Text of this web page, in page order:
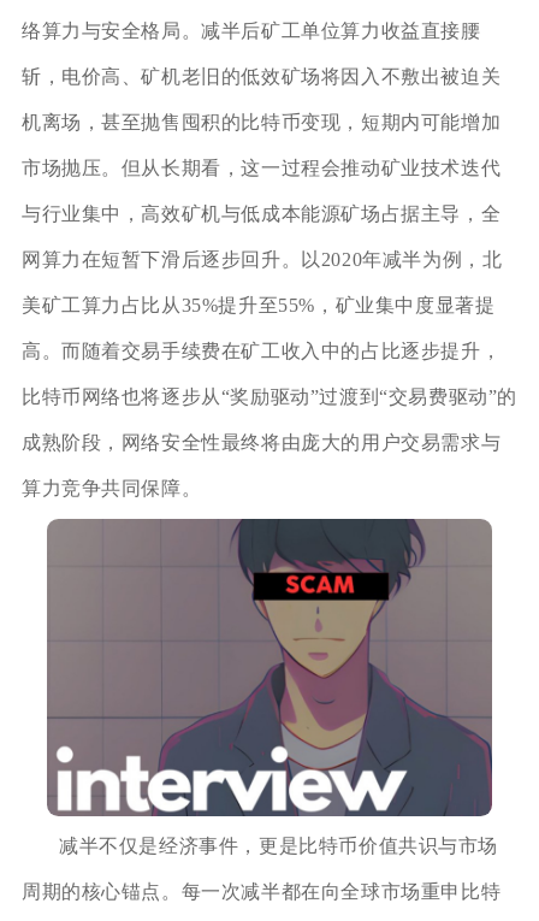
络算力与安全格局。减半后矿工单位算力收益直接腰
斩，电价高、矿机老旧的低效矿场将因入不敷出被迫关
机离场，甚至抛售囤积的比特币变现，短期内可能增加
市场抛压。但从长期看，这一过程会推动矿业技术迭代
与行业集中，高效矿机与低成本能源矿场占据主导，全
网算力在短暂下滑后逐步回升。以2020年减半为例，北
美矿工算力占比从35%提升至55%，矿业集中度显著提
高。而随着交易手续费在矿工收入中的占比逐步提升，
比特币网络也将逐步从“奖励驱动”过渡到“交易费驱动”的
成熟阶段，网络安全性最终将由庞大的用户交易需求与
算力竞争共同保障。
减半不仅是经济事件，更是比特币价值共识与市场
周期的核心锚点。每一次减半都在向全球市场重申比特